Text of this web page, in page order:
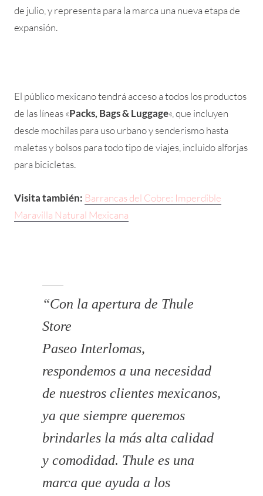
de julio, y representa para la marca una nueva etapa de
expansión.
El público mexicano tendrá acceso a todos los productos
de las líneas «Packs, Bags & Luggage«, que incluyen
desde mochilas para uso urbano y senderismo hasta
maletas y bolsos para todo tipo de viajes, incluido alforjas
para bicicletas.
Visita también: Barrancas del Cobre: Imperdible
Maravilla Natural Mexicana
“Con la apertura de Thule
Store
Paseo Interlomas,
respondemos a una necesidad
de nuestros clientes mexicanos,
ya que siempre queremos
brindarles la más alta calidad
y comodidad. Thule es una
marca que ayuda a los